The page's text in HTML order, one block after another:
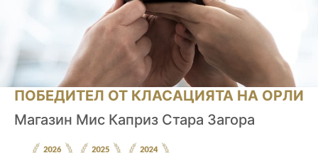
ПОБЕДИТЕЛ ОТ КЛАСАЦИЯТА НА ОРЛИ
Магазин Мис Каприз Стара Загора